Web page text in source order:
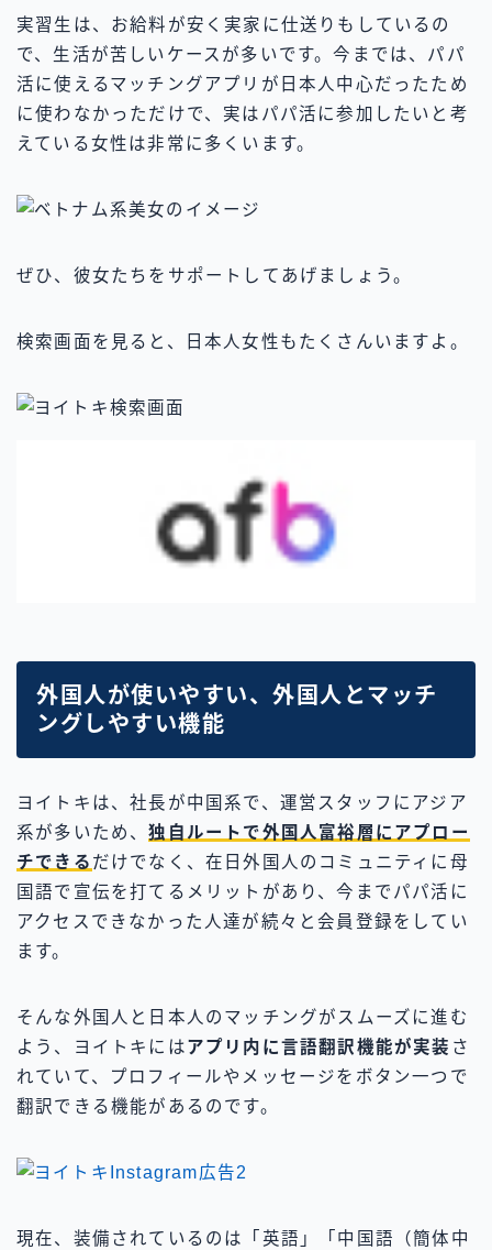
実習生は、お給料が安く実家に仕送りもしているの
で、生活が苦しいケースが多いです。今までは、パパ
活に使えるマッチングアプリが日本人中心だったため
に使わなかっただけで、実はパパ活に参加したいと考
えている女性は非常に多くいます。
ぜひ、彼女たちをサポートしてあげましょう。
検索画面を見ると、日本人女性もたくさんいますよ。
外国人が使いやすい、外国人とマッチ
ングしやすい機能
ヨイトキは、社長が中国系で、運営スタッフにアジア
系が多いため、独自ルートで外国人富裕層にアプロー
チできる だけでなく、在日外国人のコミュニティに母
国語で宣伝を打てるメリットがあり、今までパパ活に
アクセスできなかった人達が続々と会員登録をしてい
ます。
そんな外国人と日本人のマッチングがスムーズに進む
よう、ヨイトキにはアプリ内に言語翻訳機能が実装 さ
れていて、プロフィールやメッセージをボタン一つで
翻訳できる機能があるのです。
現在、装備されているのは「英語」「中国語（簡体中